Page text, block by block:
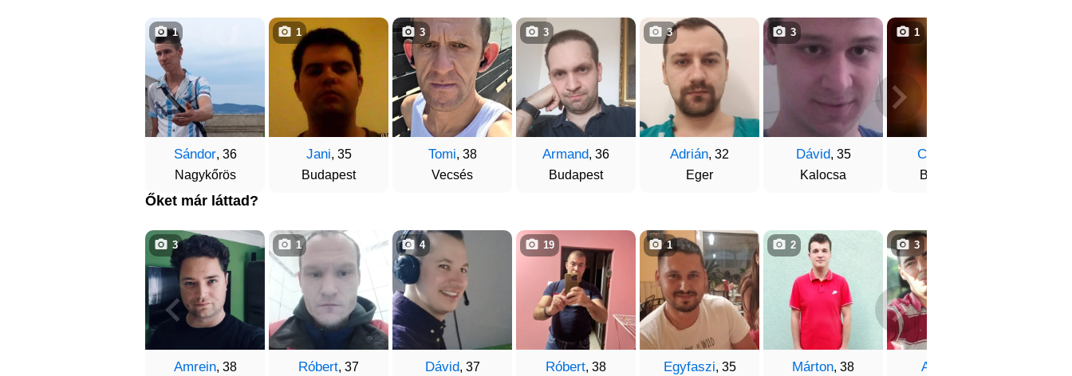
Sándor, 36
Nagykőrös
1
Jani, 35
Budapest
1
Tomi, 38
Vecsés
3
Armand, 36
Budapest
3
Adrián, 32
Eger
3
Dávid, 35
Kalocsa
3
Csaba
Budapest
1
Őket már láttad?
Amrein, 38
3
Róbert, 37
1
Dávid, 37
4
Róbert, 38
19
Egyfaszi, 35
1
Márton, 38
2
Akos
3